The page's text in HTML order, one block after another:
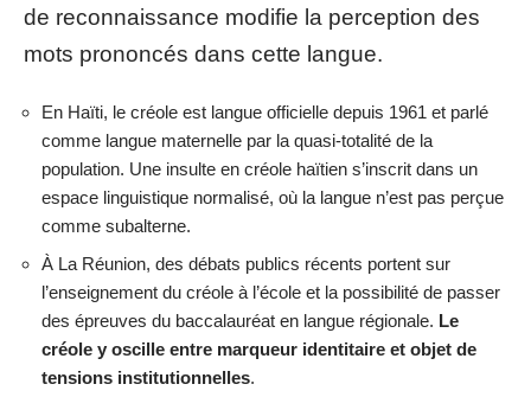
de reconnaissance modifie la perception des
mots prononcés dans cette langue.
En Haïti, le créole est langue officielle depuis 1961 et parlé
comme langue maternelle par la quasi-totalité de la
population. Une insulte en créole haïtien s’inscrit dans un
espace linguistique normalisé, où la langue n’est pas perçue
comme subalterne.
À La Réunion, des débats publics récents portent sur
l’enseignement du créole à l’école et la possibilité de passer
des épreuves du baccalauréat en langue régionale. Le
créole y oscille entre marqueur identitaire et objet de
tensions institutionnelles.